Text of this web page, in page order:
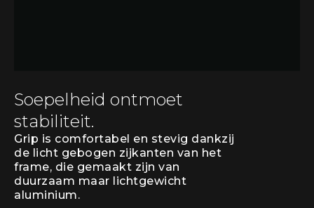
Soepelheid ontmoet
stabiliteit.
Grip is comfortabel en stevig dankzij
de licht gebogen zijkanten van het
frame, die gemaakt zijn van
duurzaam maar lichtgewicht
aluminium.